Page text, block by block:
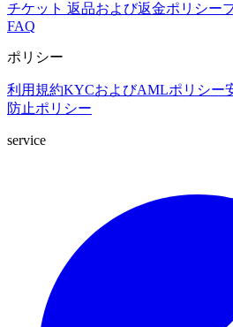
チケット 返品および返金ポリシー
FAQ
ポリシー
利用規約KYCおよびAMLポリシー
防止ポリシー
service